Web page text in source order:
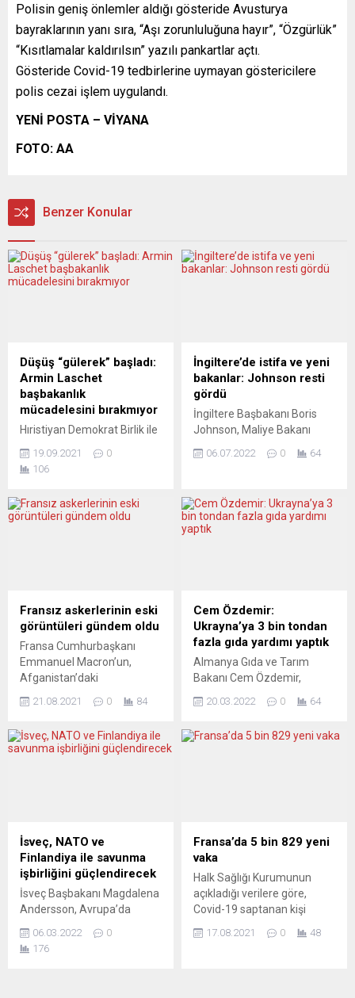
Polisin geniş önlemler aldığı gösteride Avusturya
bayraklarının yanı sıra, “Aşı zorunluluğuna hayır”, “Özgürlük”
“Kısıtlamalar kaldırılsın” yazılı pankartlar açtı.
Gösteride Covid-19 tedbirlerine uymayan göstericilere
polis cezai işlem uygulandı.
YENİ POSTA – VİYANA
FOTO: AA
Benzer Konular
Düşüş “gülerek” başladı:
Armin Laschet
başbakanlık
mücadelesini bırakmıyor
Hıristiyan Demokrat Birlik ile
(CDU/CSU) partilerinin adayı
Armin Laschet, Başbakan
olmayı hedefliyor. Ancak
kamuoyu yoklamaları bunun
son büyük kozu oynamaya
çalıştığını, ancak yolun
sonuna iyice yaklaştığını
gösteriyor. Temmuz ayı
ortasında Kuzey Ren-
Vestfalya ve Rheinland-
Pfalz...
19.09.2021
0
106
İngiltere’de istifa ve yeni
bakanlar: Johnson resti
gördü
İngiltere Başbakanı Boris
Johnson, Maliye Bakanı
istifasının ardından Eğitim
atadı. Başbakanlık Ofisi 10
Numara’dan yapılan
yerine ise Zahavi’nin
getirildiği bildirdi.
Açıklamada, Johnson’ın,
Nadhim Zahavi’nin Eğitim
Bakanlığı görevine...
06.07.2022 0 64
Fransız askerlerinin eski
görüntüleri gündem oldu
Fransa Cumhurbaşkanı
Emmanuel Macron’un,
Afganistan’daki
olduğuna ilişkin yaptığı
sosyal medyada, Fransız
askerlerinin 2008’de
Macron’un pazartesi akşamı
yaptığı “Afganistan’daki
mücadelemiz adildi ve
Fransa buna katılmaktan
onur duydu” açıklamalarının
ardından Twitter
kullanıcıları, France 2
televizyonunda yayımlanan
21.08.2021 0 84
Cem Özdemir:
Ukrayna’ya 3 bin tondan
fazla gıda yardımı yaptık
Almanya Gıda ve Tarım
Bakanı Cem Özdemir,
Ukrayna’ya 3 bin tondan
açıkladı. Bu arada AB
şimdiye kadar yaptığı gıda
yardımlarının miktarının 3
ederek, mart...
20.03.2022 0 64
İsveç, NATO ve
Finlandiya ile savunma
işbirliğini güçlendirecek
İsveç Başbakanı Magdalena
Andersson, Avrupa’da
değiştiğini ve bu nedenle
Finlandiya ve NATO ile
06.03.2022
0
176
Fransa’da 5 bin 829 yeni
vaka
Halk Sağlığı Kurumunun
açıkladığı verilere göre,
Covid-19 saptanan kişi
milyon 476 bin 864’e
17.08.2021 0 48